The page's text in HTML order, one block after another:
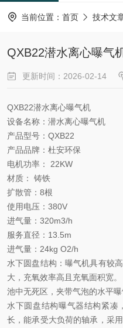
当前位置： 首页 技术文
​QXB22潜水离心曝气
更新时间：2026-02-14
QXB22潜水离心曝气机
设备名称：潜水离心曝气机
产品型号： QXB22
产品品牌： 杜安环保
电机功率：
22KW
材质：
铸铁
扩散管： 8根
使用电压： 380V
进气量： 320m3/h
服务直径： 13.5m
进气量： 24kg O2/h
水下圆盘结构 ： 曝气机具有较
大，充氧效率高且充氧面积宽。
池中无死区，夹带气泡的水平
水下圆盘结构曝气器结构紧凑
长，能承受大负荷的轴承，采